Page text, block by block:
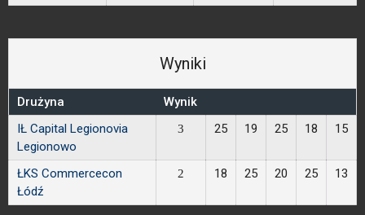
Wyniki
Drużyna
Wynik
IŁ Capital Legionovia
Legionowo
3 25 19 25 18 15
ŁKS Commercecon
Łódź
2 18 25 20 25 13